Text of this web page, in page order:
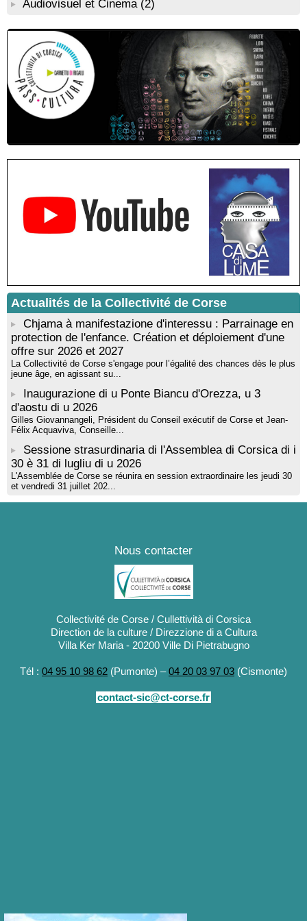
ouvert en citadelle" en partenariat avec la commune de Santa
! EVENEMENT REPORTE ! Rencontre / dédicace avec
Gilles Antonioli autour de son ouvrage “Testa Mora - Les
Rivages du destin” - Afà / Prupià / Santa Lucia di Tallà
Residenza di scrittura di Angela Nicolai, Trà Corsica è
Sardegna - Mediateca di castagniccia Mare è monti - I Fulelli
Résidence d’écriture et de recherche de l’écrivaine Cécilia
Castelli - Institut Mémoires de l'Edition Contemporaine - Caen /
Médiathèque de Castagniccia Mare et Monti - I Fulelli
Rencontre / dédicace avec Lucrèce Luciani autour de son
livre « La ballade du pendu du Niolu» - Mediateca territuriale di
Mise en musique d’un livre jeunesse par Annik Meschinet,
musicienne pédagogue : Ateliers d’expression sonore, vocale,
rythmique et corporelle - Mediateca territuriale di Santa Lucia di
Tallà
! Événement reporté ! Cycle de conférences peinture animé
par Alexandre Dominati - Mediateca territuriale di Santa Lucia di
Audiovisuel et Cinema (2)
Actualités de la Collectivité de Corse
Chjama à manifestazione d'interessu : Parrainage en
protection de l'enfance. Création et déploiement d'une
offre sur 2026 et 2027
La Collectivité de Corse s'engage pour l’égalité des chances dès le plus
jeune âge, en agissant su...
Inaugurazione di u Ponte Biancu d'Orezza, u 3
d'aostu di u 2026
Gilles Giovannangeli, Président du Conseil exécutif de Corse et Jean-
Félix Acquaviva, Conseille...
Sessione strasurdinaria di l'Assemblea di Corsica di i
30 è 31 di lugliu di u 2026
L'Assemblée de Corse se réunira en session extraordinaire les jeudi 30
et vendredi 31 juillet 202...
Nous contacter
Collectivité de Corse / Cullettività di Corsica
Direction de la culture / Direzzione di a Cultura
Villa Ker Maria - 20200 Ville Di Pietrabugno
Tél : 04 95 10 98 62 (Pumonte) –04 20 03 97 03 (Cismonte)
contact-sic@ct-corse.fr